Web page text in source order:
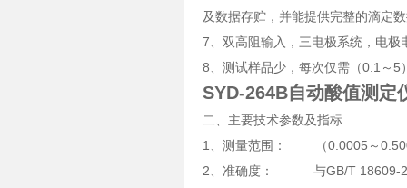
及数据存贮，并能提供完整的滴定
7、双高阻输入，三电极系统，电
8、测试样品少，每次仅需（0.1～
SYD-264B自动酸值测定
二、主要技术参数及指标
1、测量范围： （0.0005～
2、准确度： 与GB/T 18609-